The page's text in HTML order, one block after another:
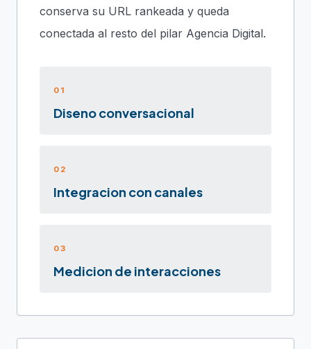
conserva su URL rankeada y queda
conectada al resto del pilar Agencia Digital.
01
Diseno conversacional
02
Integracion con canales
03
Medicion de interacciones